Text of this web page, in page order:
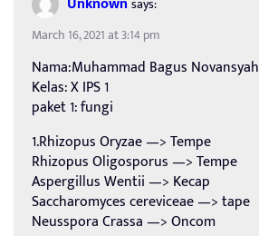
March 16, 2021 at 3:14 pm
Nama:Muhammad Bagus Novansyah
Kelas: X IPS 1
paket 1: fungi
1.Rhizopus Oryzae —> Tempe
Rhizopus Oligosporus —> Tempe
Aspergillus Wentii —> Kecap
Saccharomyces cereviceae —> tape
Neusspora Crassa —> Oncom